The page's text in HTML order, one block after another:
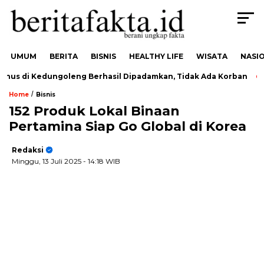
UMUM BERITA BISNIS HEALTHY LIFE WISATA
di Kedungoleng Berhasil Dipadamkan, Tidak Ada Korban
Home / Bisnis
152 Produk Lokal Binaan
Pertamina Siap Go Global di Korea
Redaksi
Minggu, 13 Juli 2025 - 14:18 WIB